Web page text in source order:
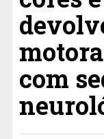
com